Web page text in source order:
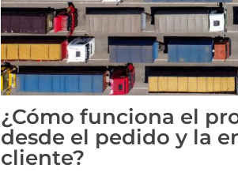
¿Cómo funciona el
desde el pedido y la
cliente?